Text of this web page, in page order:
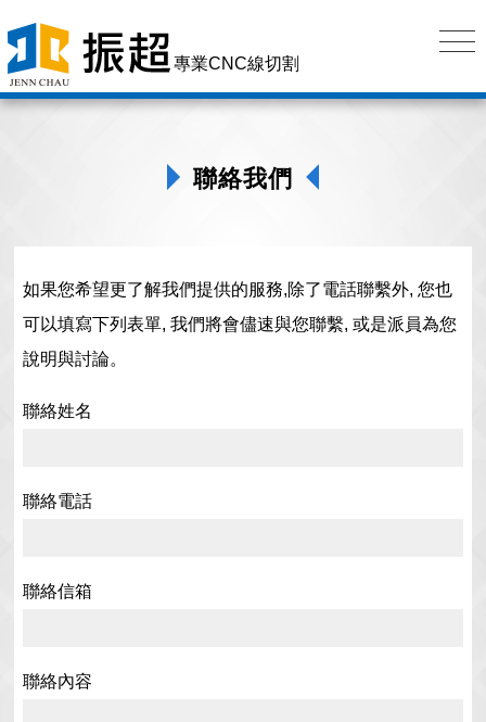
專業CNC線切割
聯絡我們
如果您希望更了解我們提供的服務,除了電話聯繫外, 您也
可以填寫下列表單, 我們將會儘速與您聯繫, 或是派員為您
說明與討論。
聯絡姓名
聯絡電話
聯絡信箱
聯絡內容